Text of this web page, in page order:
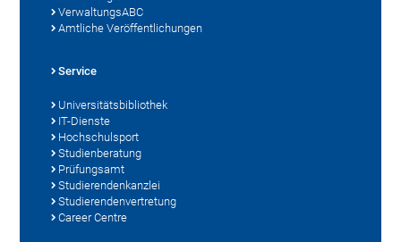
VerwaltungsABC
Amtliche Veröffentlichungen
Service
Universitätsbibliothek
IT-Dienste
Hochschulsport
Studienberatung
Prüfungsamt
Studierendenkanzlei
Studierendenvertretung
Career Centre